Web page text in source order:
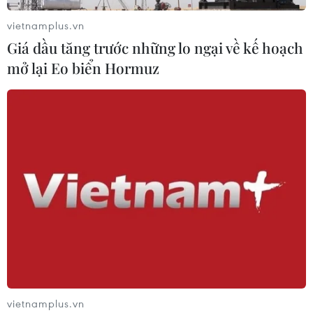
Đồng USD trước bước ngoặt do đồng
yen mạnh lên và số liệu việc làm Mỹ
3 tháng đang được mức lãi suất tối đa
06/08/2026 00:06
05/08/2026 23:26
vietnamplus.vn
Giá dầu tăng trước những lo ngại về kế hoạch
mở lại Eo biển Hormuz
vietnamplus.vn